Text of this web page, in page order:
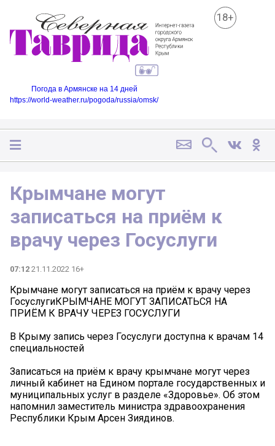
18+
Погода в Армянске на 14 дней
https://world-weather.ru/pogoda/russia/omsk/
Крымчане могут
записаться на приём к
врачу через Госуслуги
07:12 21.11.2022 16+
Крымчане могут записаться на приём к врачу через
ГосуслугиКРЫМЧАНЕ МОГУТ ЗАПИСАТЬСЯ НА
ПРИЁМ К ВРАЧУ ЧЕРЕЗ ГОСУСЛУГИ
В Крыму запись через Госуслуги доступна к врачам 14
специальностей
Записаться на приём к врачу крымчане могут через
личный кабинет на Едином портале государственных и
муниципальных услуг в разделе «Здоровье». Об этом
напомнил заместитель министра здравоохранения
Республики Крым Арсен Зиядинов.